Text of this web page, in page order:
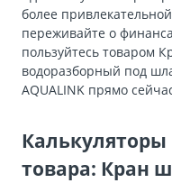
более
переживайте о
пользуйтесь товаром
водоразборный под
AQUALINK прямо
Калькуляторы
товара: Кран